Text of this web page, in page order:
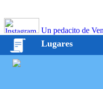
Un pedacito de
Lugares